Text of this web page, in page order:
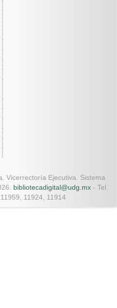
Vicerrectoría Ejecutiva. Sistema
bibliotecadigital@udg.mx - Tel.
11924, 11914